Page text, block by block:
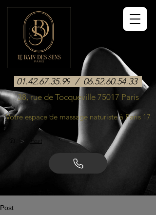
01.42.67.35.99 / 06.52.60.54.33
> Post
38, rue de Tocqueville 75017 Paris
Votre espace de massage naturiste à Paris 17
Post